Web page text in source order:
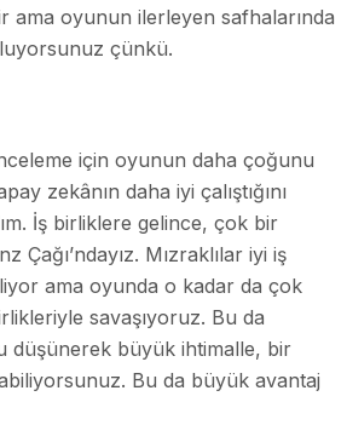
ama oyunun ilerleyen safhalarında
çünkü.
için oyunun daha çoğunu
zekânın daha iyi çalıştığını
İş birliklere gelince, çok bir
Mızraklılar iyi iş
ama oyunda o kadar da çok
savaşıyoruz. Bu da
düşünerek büyük ihtimalle, bir
Bu da büyük avantaj